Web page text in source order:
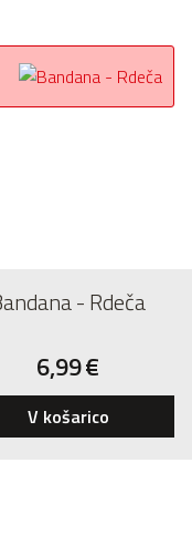
- Rdeča
6,99€
V košarico